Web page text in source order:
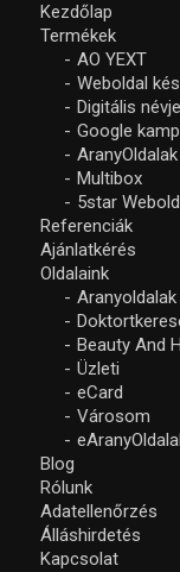
Kezdőlap
Termékek
AO YEXT
Weboldal
Digitális
Google
Multibox
5star
Referenciák
Ajánlatkérés
Oldalaink
Aranyoldalak
Beauty And
Üzleti
eCard
Városom
Blog
Rólunk
Adatellenőrzés
Álláshirdetés
Kapcsolat